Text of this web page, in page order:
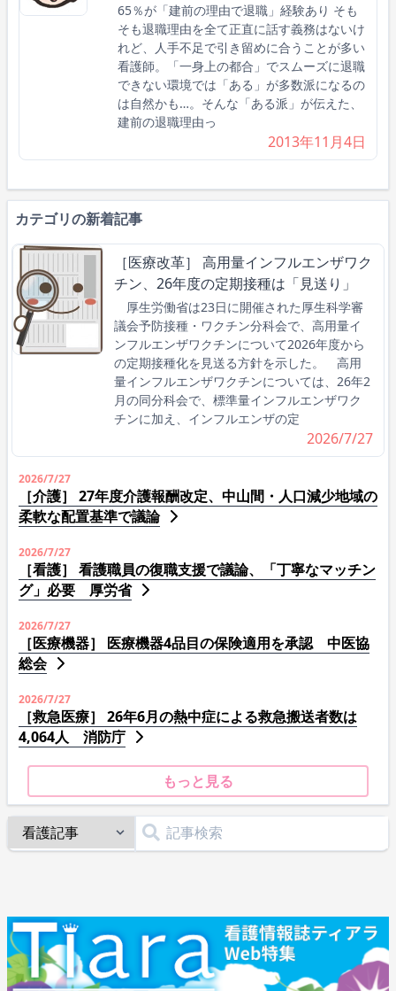
65％が「建前の理由で退職」経験あり そも
そも退職理由を全て正直に話す義務はないけ
れど、人手不足で引き留めに合うことが多い
看護師。「一身上の都合」でスムーズに退職
できない環境では「ある」が多数派になるの
は自然かも…。そんな「ある派」が伝えた、
建前の退職理由っ
2013年11月4日
カテゴリの新着記事
［医療改革］ 高用量インフルエンザワク
チン、26年度の定期接種は「見送り」
厚生労働省は23日に開催された厚生科学審
議会予防接種・ワクチン分科会で、高用量イ
ンフルエンザワクチンについて2026年度から
の定期接種化を見送る方針を示した。 高用
量インフルエンザワクチンについては、26年2
月の同分科会で、標準量インフルエンザワク
チンに加え、インフルエンザの定
2026/7/27
2026/7/27
［介護］ 27年度介護報酬改定、中山間・人口減少地域の
柔軟な配置基準で議論
2026/7/27
［看護］ 看護職員の復職支援で議論、「丁寧なマッチン
グ」必要 厚労省
2026/7/27
［医療機器］ 医療機器4品目の保険適用を承認 中医協
総会
2026/7/27
［救急医療］ 26年6月の熱中症による救急搬送者数は
4,064人 消防庁
もっと見る